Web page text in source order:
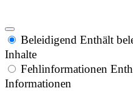
Beleidigend Enthält
Inhalte
Fehlinformationen
Informationen